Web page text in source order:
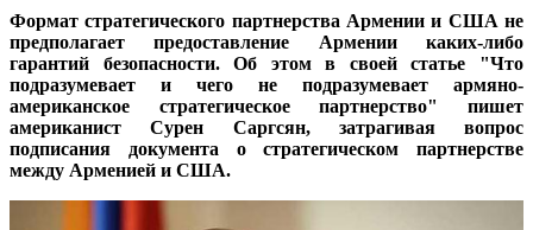
Формат стратегического партнерства Армении и США не
предполагает предоставление Армении каких-либо
гарантий безопасности. Об этом в своей статье "Что
подразумевает и чего не подразумевает армяно-
американское стратегическое партнерство" пишет
американист Сурен Саргсян, затрагивая вопрос
подписания документа о стратегическом партнерстве
между Арменией и США.